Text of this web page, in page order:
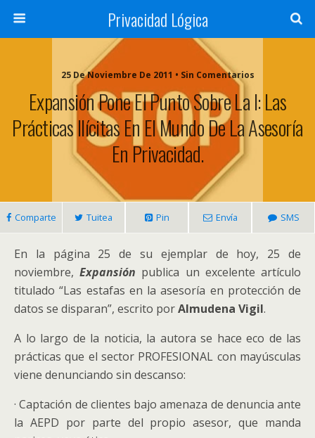
Privacidad Lógica
25 De Noviembre De 2011 • Sin Comentarios
Expansión Pone El Punto Sobre La I: Las
Prácticas Ilícitas En El Mundo De La Asesoría
En Privacidad.
Comparte Tuitea Pin Envía SMS
En la página 25 de su ejemplar de hoy, 25 de
noviembre,Expansión publica un excelente artículo
titulado “Las estafas en la asesoría en protección de
datos se disparan”, escrito porAlmudena Vigil.
A lo largo de la noticia, la autora se hace eco de las
prácticas que el sector PROFESIONAL con mayúsculas
viene denunciando sin descanso:
· Captación de clientes bajo amenaza de denuncia ante
la AEPD por parte del propio asesor, que manda